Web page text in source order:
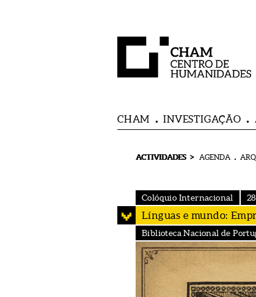
CHAM INVESTIGAÇÃO
ACTIVIDADES > AGENDA
Colóquio Internacional
Línguas e mundo:
Biblioteca Nacional de